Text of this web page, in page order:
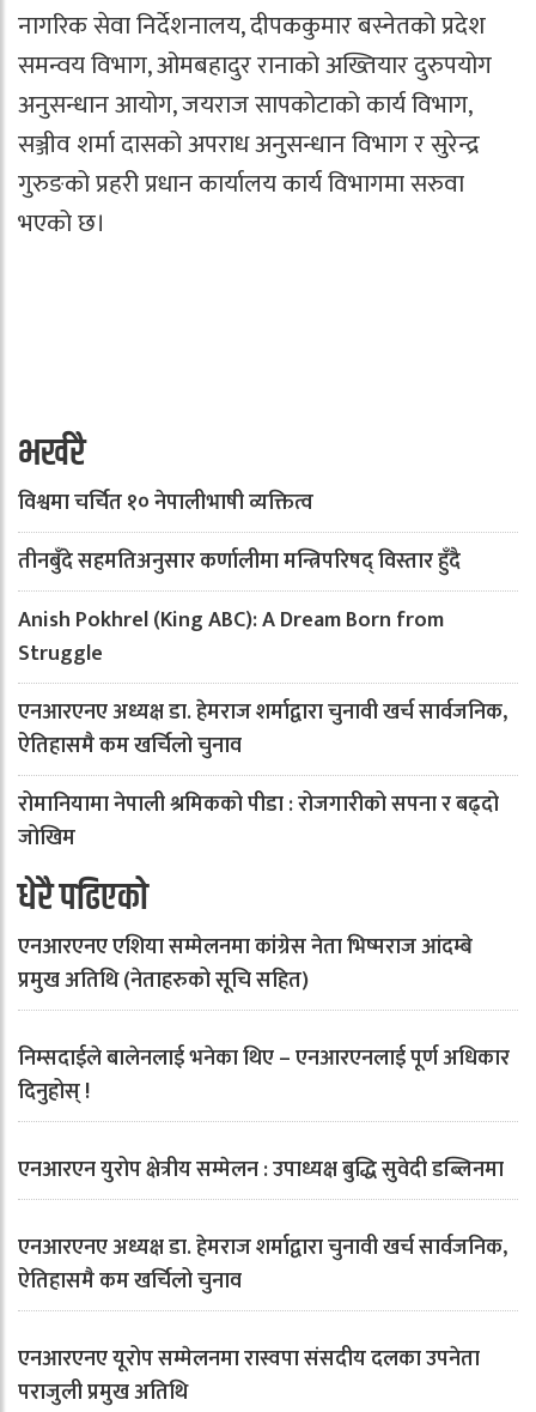
नागरिक सेवा निर्देशनालय, दीपककुमार बस्नेतको प्रदेश
समन्वय विभाग, ओमबहादुर रानाको अख्तियार दुरुपयोग
अनुसन्धान आयोग, जयराज सापकोटाको कार्य विभाग,
सञ्जीव शर्मा दासको अपराध अनुसन्धान विभाग र सुरेन्द्र
गुरुङको प्रहरी प्रधान कार्यालय कार्य विभागमा सरुवा
भएको छ।
भर्खरै
विश्वमा चर्चित १० नेपालीभाषी व्यक्तित्व
तीनबुँदे सहमतिअनुसार कर्णालीमा मन्त्रिपरिषद् विस्तार हुँदै
Anish Pokhrel (King ABC): A Dream Born from
Struggle
एनआरएनए अध्यक्ष डा. हेमराज शर्माद्वारा चुनावी खर्च सार्वजनिक,
ऐतिहासमै कम खर्चिलो चुनाव
रोमानियामा नेपाली श्रमिकको पीडा : रोजगारीको सपना र बढ्दो
जोखिम
धेरै पढिएको
एनआरएनए एशिया सम्मेलनमा कांग्रेस नेता भिष्मराज आंदम्बे
प्रमुख अतिथि (नेताहरुको सूचि सहित)
निम्सदाईले बालेनलाई भनेका थिए – एनआरएनलाई पूर्ण अधिकार
दिनुहोस् !
एनआरएन युरोप क्षेत्रीय सम्मेलन : उपाध्यक्ष बुद्धि सुवेदी डब्लिनमा
एनआरएनए अध्यक्ष डा. हेमराज शर्माद्वारा चुनावी खर्च सार्वजनिक,
ऐतिहासमै कम खर्चिलो चुनाव
एनआरएनए यूरोप सम्मेलनमा रास्वपा संसदीय दलका उपनेता
पराजुली प्रमुख अतिथि